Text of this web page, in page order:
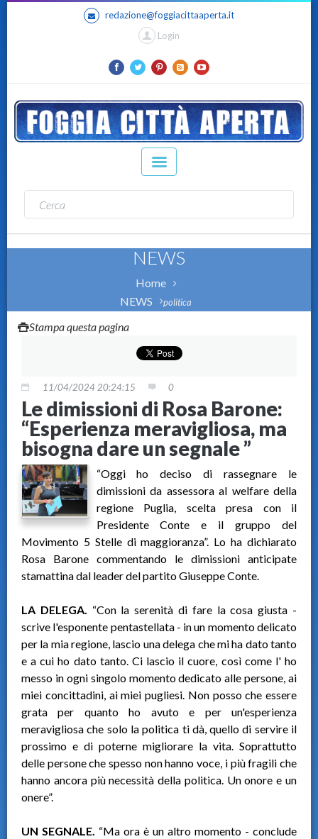
redazione@foggiacittaaperta.it
Login
NEWS
Home
NEWS
politica
Stampa questa pagina
11/04/2024 20:24:15 0
Le dimissioni di Rosa Barone:
“Esperienza meravigliosa, ma
bisogna dare un segnale ”
“Oggi ho deciso di rassegnare le
dimissioni da assessora al welfare della
regione Puglia, scelta presa con il
Presidente Conte e il gruppo del
Movimento 5 Stelle di maggioranza”. Lo ha dichiarato
Rosa Barone commentando le dimissioni anticipate
stamattina dal leader del partito Giuseppe Conte.
LA DELEGA. “Con la serenità di fare la cosa giusta -
scrive l'esponente pentastellata - in un momento delicato
per la mia regione, lascio una delega che mi ha dato tanto
e a cui ho dato tanto. Ci lascio il cuore, così come l' ho
messo in ogni singolo momento dedicato alle persone, ai
miei concittadini, ai miei pugliesi. Non posso che essere
grata per quanto ho avuto e per un'esperienza
meravigliosa che solo la politica ti dà, quello di servire il
prossimo e di poterne migliorare la vita. Soprattutto
delle persone che spesso non hanno voce, i più fragili che
hanno ancora più necessità della politica. Un onore e un
onere”.
UN SEGNALE. “Ma ora è un altro momento - conclude